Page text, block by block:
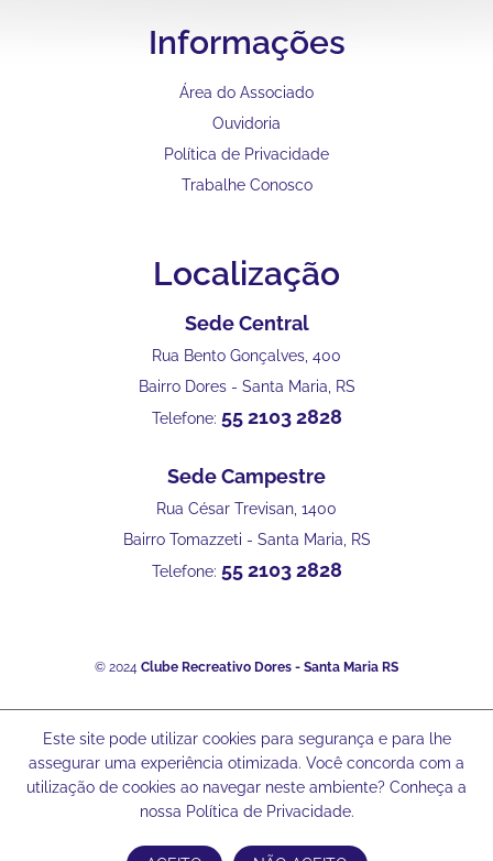
Informações
Área do Associado
Ouvidoria
Política de Privacidade
Trabalhe Conosco
Localização
Sede Central
Rua Bento Gonçalves, 400
Bairro Dores - Santa Maria, RS
Telefone: 55 2103 2828
Sede Campestre
Rua César Trevisan, 1400
Bairro Tomazzeti - Santa Maria, RS
Telefone: 55 2103 2828
© 2024 Clube Recreativo Dores - Santa Maria RS
Este site pode utilizar cookies para segurança e para lhe
assegurar uma experiência otimizada. Você concorda com a
utilização de cookies ao navegar neste ambiente? Conheça a
nossa Política de Privacidade.